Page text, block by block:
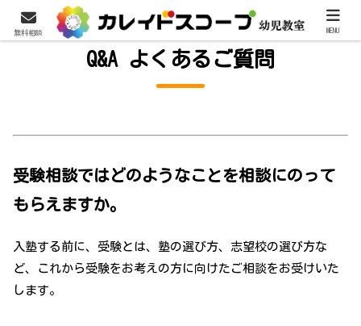
Q&A よくあるご質問
受験相談ではどのようなことを相談にのって
もらえますか。
入塾する前に、受験とは、塾の選び方、志望校の選び方な
ど、これから受験をお考えの方に向けたご相談をお受けいた
します。
無料相談 MENU